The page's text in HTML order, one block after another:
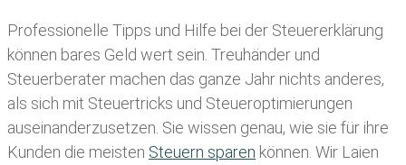
Professionelle Tipps und Hilfe bei der Steuererklärung
können bares Geld wert sein. Treuhänder und
Steuerberater machen das ganze Jahr nichts anderes,
als sich mit Steuertricks und Steueroptimierungen
auseinanderzusetzen. Sie wissen genau, wie sie für ihre
Kunden die meisten Steuern sparen können. Wir Laien